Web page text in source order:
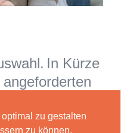
zu gestalten
zu können,
In Kürze
Impression